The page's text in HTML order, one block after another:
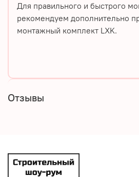
Для правильного и быстрого
рекомендуем дополнительно
монтажный комплект LXK.
Отзывы